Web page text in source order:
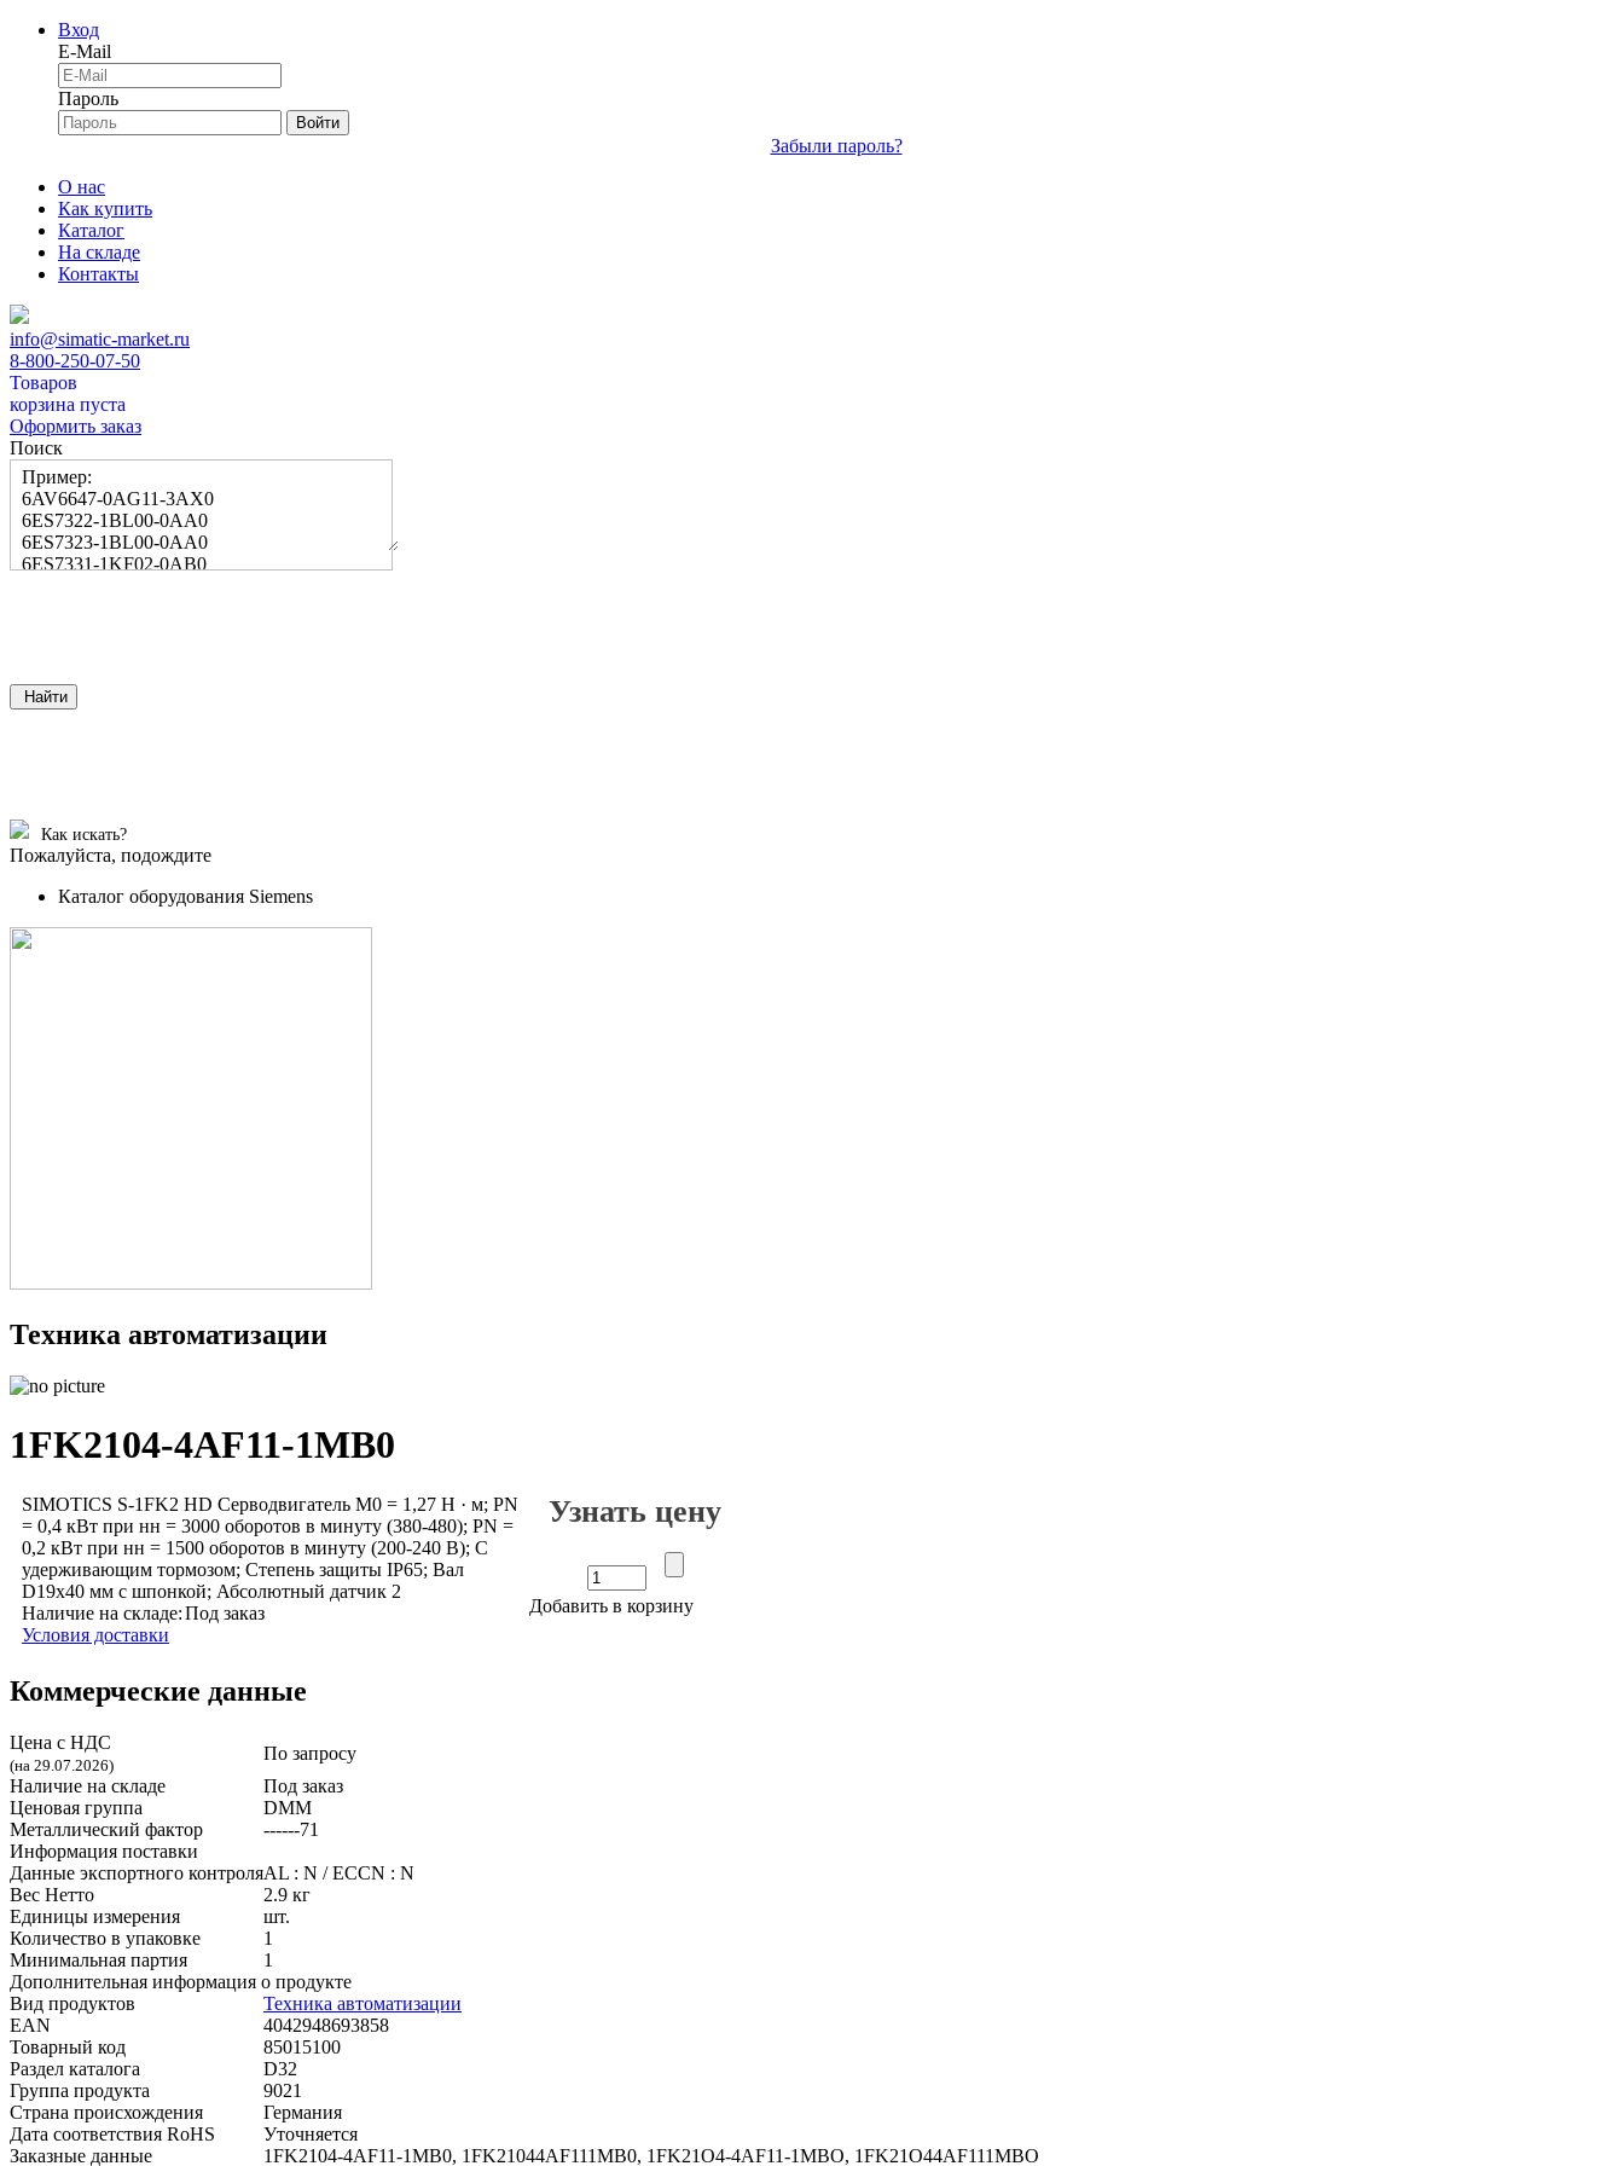
Вход
E-Mail
Пароль
Войти
Забыли пароль?
О нас
Как купить
Каталог
На складе
Контакты
info@simatic-market.ru
8-800-250-07-50
Товаров
корзина пуста
Оформить заказ
Поиск
Пример:
6AV6647-0AG11-3AX0
6ES7322-1BL00-0AA0
6ES7323-1BL00-0AA0
6ES7331-1KF02-0AB0
Найти
Как искать?
Пожалуйста, подождите
Каталог оборудования Siemens
Техника автоматизации
1FK2104-4AF11-1MB0
SIMOTICS S-1FK2 HD Серводвигатель М0 = 1,27 Н · м; PN
= 0,4 кВт при нн = 3000 оборотов в минуту (380-480); PN =
0,2 кВт при нн = 1500 оборотов в минуту (200-240 В); С
удерживающим тормозом; Степень защиты IP65; Вал
D19x40 мм с шпонкой; Абсолютный датчик 2
Наличие на складе:Под заказ
Условия доставки
Узнать цену
Добавить в корзину
Коммерческие данные
Цена с НДС
(на 29.07.2026)
По запросу
Наличие на складе
Под заказ
Ценовая группа
DMM
Металлический фактор
------71
Информация поставки
Данные экспортного контроляAL : N / ECCN : N
Вес Нетто
2.9 кг
Единицы измерения
шт.
Количество в упаковке
1
Минимальная партия
1
Дополнительная информация о продукте
Вид продуктов
Техника автоматизации
EAN
4042948693858
Товарный код
85015100
Раздел каталога
D32
Группа продукта
9021
Страна происхождения
Германия
Дата соответствия RoHS
Уточняется
Заказные данные
1FK2104-4AF11-1MB0, 1FK21044AF111MB0, 1FK21O4-4AF11-1MBO, 1FK21O44AF111MBO